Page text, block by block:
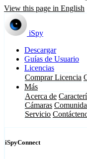
View this page in English
iSpy
Descargar
Guías de Usuario
Licencias
Comprar Licencia
Más
Acerca de
Cámaras
Servicio
iSpyConnect